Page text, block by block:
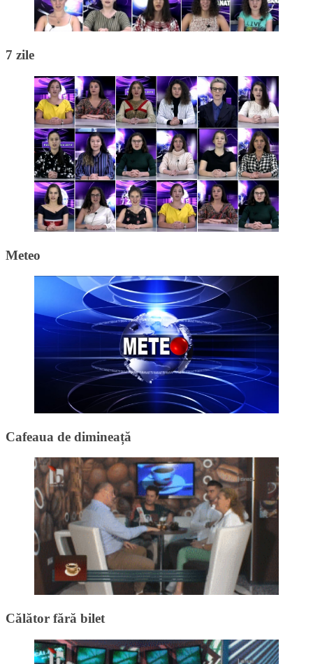
7 zile
Meteo
Cafeaua de dimineață
Călător fără bilet